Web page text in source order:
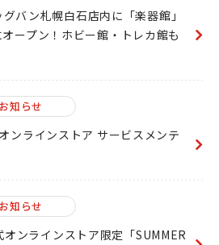
バン札幌白石店内に「楽器館」
ープン！ホビー館・トレカ館も
お知らせ
ンラインストア サービスメンテ
お知らせ
ンラインストア限定「SUMMER